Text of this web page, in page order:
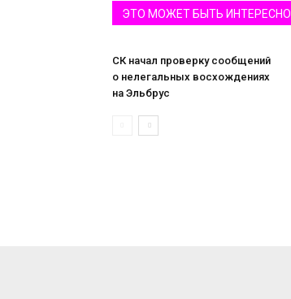
ЭТО МОЖЕТ БЫТЬ ИНТЕРЕСНО
СК начал проверку сообщений
о нелегальных восхождениях
на Эльбрус